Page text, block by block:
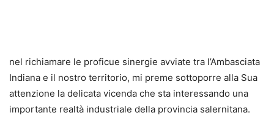
nel richiamare le proficue sinergie avviate tra l’Ambasciata
Indiana e il nostro territorio, mi preme sottoporre alla Sua
attenzione la delicata vicenda che sta interessando una
importante realtà industriale della provincia salernitana.